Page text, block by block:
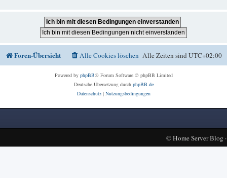
Foren-Übersicht Alle Zeiten sindUTC+02:00
Alle Cookies löschen
Powered by phpBB® Forum Software © phpBB Limited
Deutsche Übersetzung durch phpBB.de
Datenschutz| Nutzungsbedingungen
©Home Server Blog